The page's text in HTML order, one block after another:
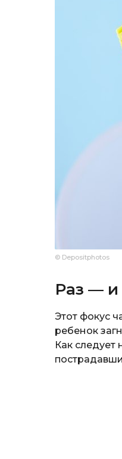
© Depositphotos
Раз — и
Этот фокус
ребенок
Как